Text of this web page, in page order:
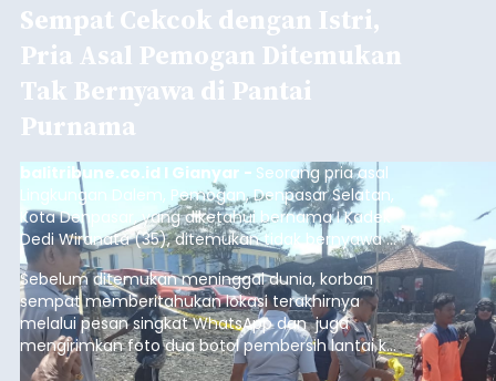
Sempat Cekcok dengan Istri,
Pria Asal Pemogan Ditemukan
Tak Bernyawa di Pantai
Purnama
balitribune.co.id I Gianyar - Seorang pria asal
Lingkungan Dalem, Pemogan, Denpasar Selatan,
Kota Denpasar, yang diketahui bernama I Kadek
Dedi Wiranata (35), ditemukan tidak bernyawa di
pesisir Pantai Purnama, Sukawati.
Sebelum ditemukan meninggal dunia, korban
sempat memberitahukan lokasi terakhirnya
melalui pesan singkat WhatsApp dan juga
mengirimkan foto dua botol pembersih lantai ke
istrinya.